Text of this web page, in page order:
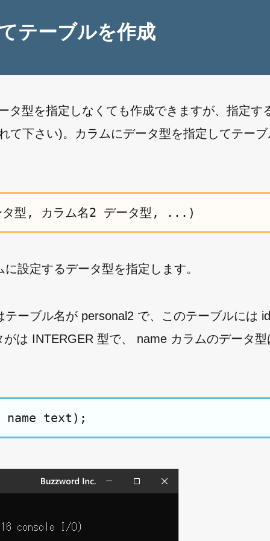
テーブルを作成
タ型を指定しなくても作成できますが、指定す
て下さい)。カラムにデータ型を指定してテー
タ型, カラム名2 データ型, ...)
設定するデータ型を指定します。
ーブル名が personal2 で、このテーブルには
は INTERGER 型で、 name カラムのデータ型
text);